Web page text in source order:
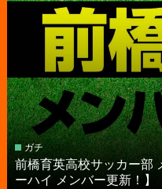
ガチ
前橋育英高校サッカー部
ーハイ メンバー更新！】